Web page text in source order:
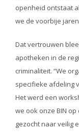
openheid ontstaat
we de voorbije
Dat vertrouwen
apotheken in de
criminaliteit. “We
specifieke afdeling
Het werd een
we ook onze BIN
gezocht naar veilig